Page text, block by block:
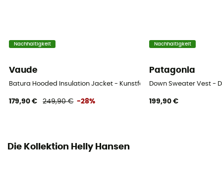
Nachhaltigkeit
Vaude
Batura Hooded Insulation Jacket - Kunstfaserjacke - Herren
179,90 € 249,90 € -28%
Nachhaltigkeit
Patagonia
Down Sweater Vest -
199,90 €
Die Kollektion Helly Hansen